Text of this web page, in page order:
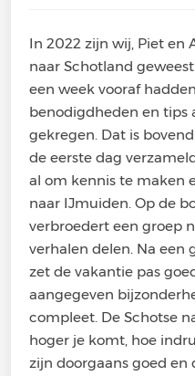
In 2022 zijn wij, Piet en
naar Schotland
een week vooraf
benodigdheden en tips
gekregen. Dat is
de eerste dag
al om kennis te maken
naar IJmuiden. Op de
verbroedert een groep
verhalen delen. Na
zet de vakantie pas
aangegeven
compleet. De Schotse
hoger je komt, hoe
zijn doorgaans goed en